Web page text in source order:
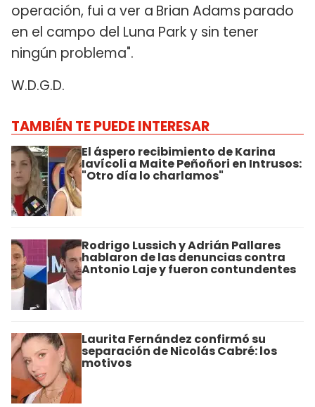
operación, fui a ver a Brian Adams parado
en el campo del Luna Park y sin tener
ningún problema".
W.D.G.D.
TAMBIÉN TE PUEDE INTERESAR
El áspero recibimiento de Karina
Iavícoli a Maite Peñoñori en Intrusos:
"Otro día lo charlamos"
Rodrigo Lussich y Adrián Pallares
hablaron de las denuncias contra
Antonio Laje y fueron contundentes
Laurita Fernández confirmó su
separación de Nicolás Cabré: los
motivos